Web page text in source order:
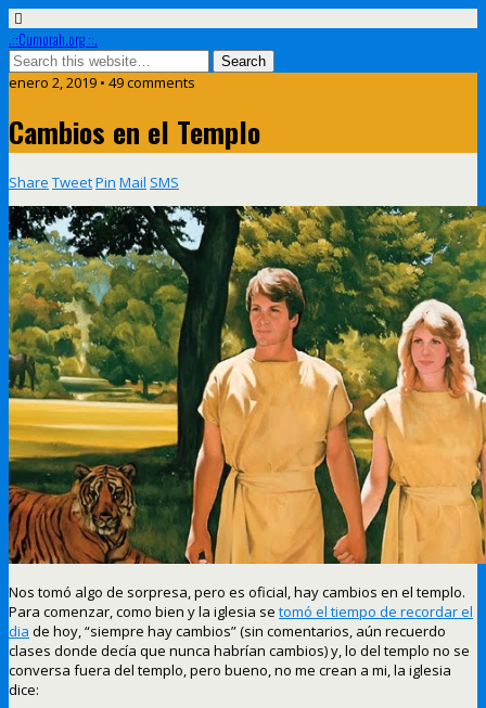
.::Cumorah.org ::.
enero 2, 2019 • 49 comments
Cambios en el Templo
Share TweetPin Mail SMS
Nos tomó algo de sorpresa, pero es oficial, hay cambios en el templo.
Para comenzar, como bien y la iglesia se tomó el tiempo de recordar el
dia de hoy, “siempre hay cambios” (sin comentarios, aún recuerdo
clases donde decía que nunca habrían cambios) y, lo del templo no se
conversa fuera del templo, pero bueno, no me crean a mi, la iglesia
dice: